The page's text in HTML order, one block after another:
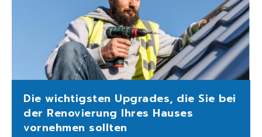
Die wichtigsten Upgrades, die Sie bei
der Renovierung Ihres Hauses
vornehmen sollten